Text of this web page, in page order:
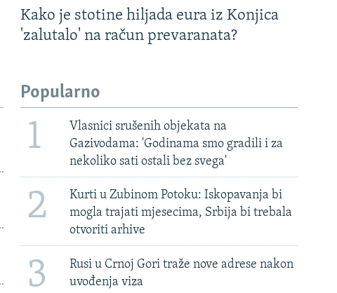
Kako je stotine hiljada eura iz Konjica
'zalutalo' na račun prevaranata?
Popularno
1
Vlasnici srušenih objekata na
Gazivodama: 'Godinama smo gradili i za
nekoliko sati ostali bez svega'
2
Kurti u Zubinom Potoku: Iskopavanja bi
mogla trajati mjesecima, Srbija bi trebala
otvoriti arhive
3
Rusi u Crnoj Gori traže nove adrese nakon
uvođenja viza